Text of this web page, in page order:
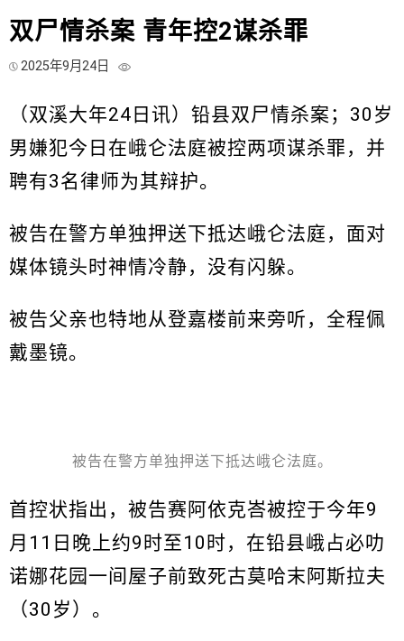
双尸情杀案 青年控2谋杀罪
2025年9月24日
（双溪大年24日讯）铅县双尸情杀案；30岁
男嫌犯今日在峨仑法庭被控两项谋杀罪，并
聘有3名律师为其辩护。
被告在警方单独押送下抵达峨仑法庭，面对
媒体镜头时神情冷静，没有闪躲。
被告父亲也特地从登嘉楼前来旁听，全程佩
戴墨镜。
被告在警方单独押送下抵达峨仑法庭。
首控状指出，被告赛阿依克峇被控于今年9
月11日晚上约9时至10时，在铅县峨占必叻
诺娜花园一间屋子前致死古莫哈末阿斯拉夫
（30岁）。